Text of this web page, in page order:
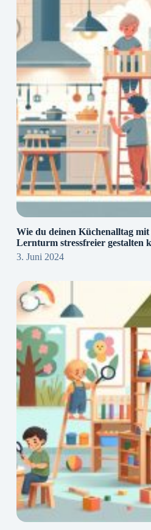
Wie du deinen Küchenalltag
Lernturm stressfreier gestalten
3. Juni 2024